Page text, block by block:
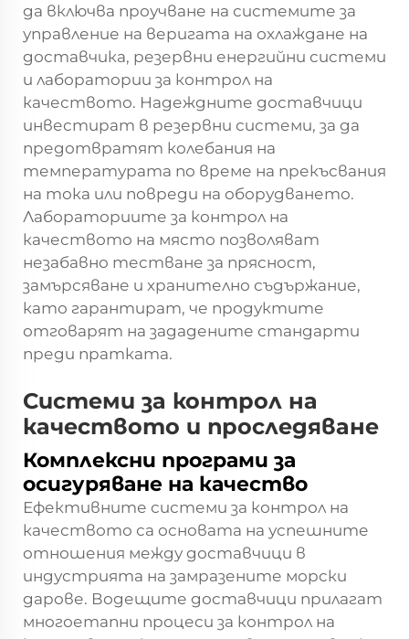
да включва проучване на системите за
управление на веригата на охлаждане на
доставчика, резервни енергийни системи
и лаборатории за контрол на
качеството. Надеждните доставчици
инвестират в резервни системи, за да
предотвратят колебания на
температурата по време на прекъсвания
на тока или повреди на оборудването.
Лабораториите за контрол на
качеството на място позволяват
незабавно тестване за прясност,
замърсяване и хранително съдържание,
като гарантират, че продуктите
отговарят на зададените стандарти
преди пратката.
Системи за контрол на
качеството и проследяване
Комплексни програми за
осигуряване на качество
Ефективните системи за контрол на
качеството са основата на успешните
отношения между доставчици в
индустрията на замразените морски
дарове. Водещите доставчици прилагат
многоетапни процеси за контрол на